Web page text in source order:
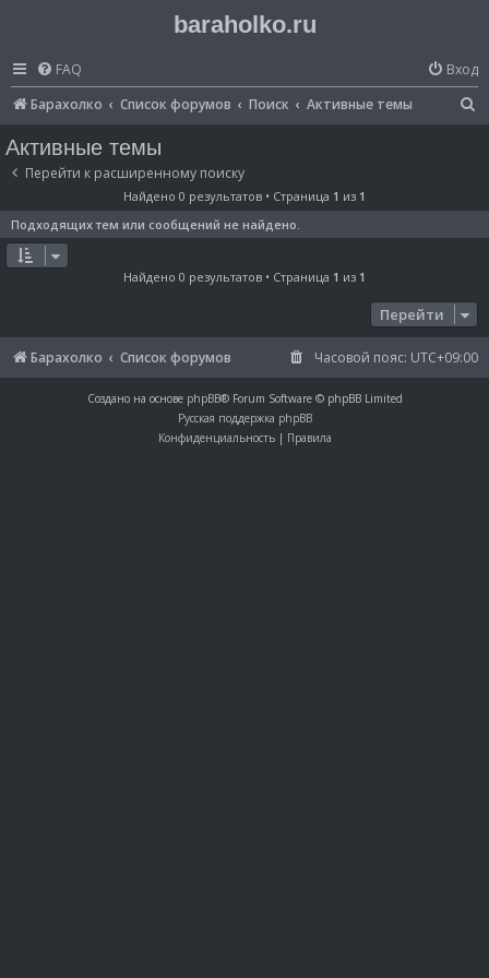
baraholko.ru
FAQ
Вход
Барахолко
Список форумов Поиск Активные темы
к
Активные темы
Перейти к расширенному поиску
Найдено 0 результатов • Страница 1 из 1
Подходящих тем или сообщений не найдено.
Найдено 0 результатов • Страница 1 из 1
Перейти
Барахолко Список форумов Часовой пояс: UTC+09:00
Создано на основе phpBB® Forum Software © phpBB Limited
Русская поддержка phpBB
Конфиденциальность| Правила